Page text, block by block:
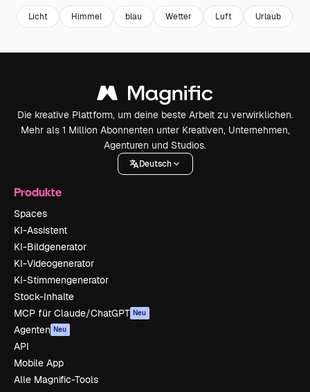
Licht Himmel blau Wetter Luft Urlaub
Die kreative Plattform, um deine beste Arbeit zu verwirklichen.
Mehr als 1 Million Abonnenten unter Kreativen, Unternehmen,
Agenturen und Studios.
Deutsch
Produkte
Spaces
KI-Assistent
KI-Bildgenerator
KI-Videogenerator
KI-Stimmengenerator
Stock-Inhalte
MCP für Claude/ChatGPT Neu
Agenten Neu
API
Mobile App
Alle Magnific-Tools